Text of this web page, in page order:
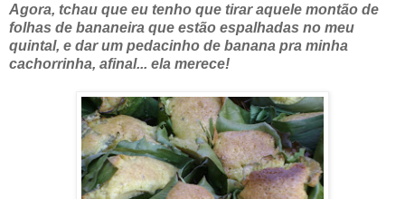
Agora, tchau que eu tenho que tirar aquele montão de
folhas de bananeira que estão espalhadas no meu
quintal, e dar um pedacinho de banana pra minha
cachorrinha, afinal... ela merece!